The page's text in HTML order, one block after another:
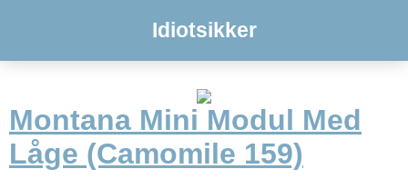
Idiotsikker
Montana Mini Modul Med
Låge (Camomile 159)